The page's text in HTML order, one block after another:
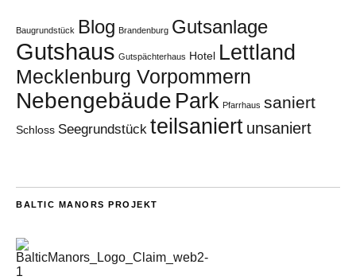
Baugrundstück Blog Brandenburg Gutsanlage
Gutshaus Gutspächterhaus Hotel Lettland
Mecklenburg Vorpommern
Nebengebäude Park Pfarrhaus saniert
Schloss Seegrundstück teilsaniert unsaniert
BALTIC MANORS PROJEKT